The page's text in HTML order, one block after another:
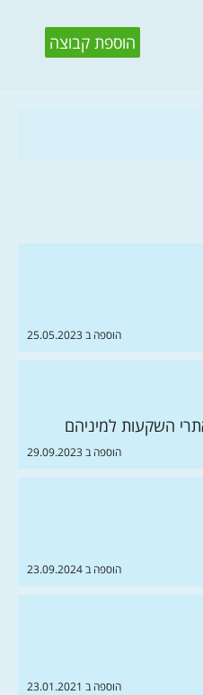
הוספת קבוצה
הוספה ב 25.05.2023
השקעות למיניהם
הוספה ב 29.09.2023
הוספה ב 23.09.2024
הוספה ב 23.01.2021